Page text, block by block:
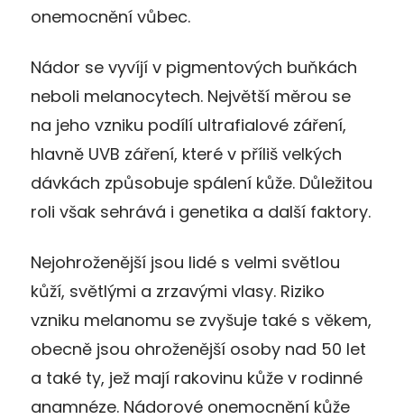
onemocnění vůbec.
Nádor se vyvíjí v pigmentových buňkách
neboli melanocytech. Největší měrou se
na jeho vzniku podílí ultrafialové záření,
hlavně UVB záření, které v příliš velkých
dávkách způsobuje spálení kůže. Důležitou
roli však sehrává i genetika a další faktory.
Nejohroženější jsou lidé s velmi světlou
kůží, světlými a zrzavými vlasy. Riziko
vzniku melanomu se zvyšuje také s věkem,
obecně jsou ohroženější osoby nad 50 let
a také ty, jež mají rakovinu kůže v rodinné
anamnéze. Nádorové onemocnění kůže